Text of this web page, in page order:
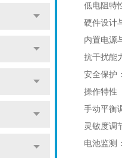
低电阻特
硬件设计
内置电源
抗干扰能
安全保护
操作特性
手动平衡
灵敏度调
电池监测